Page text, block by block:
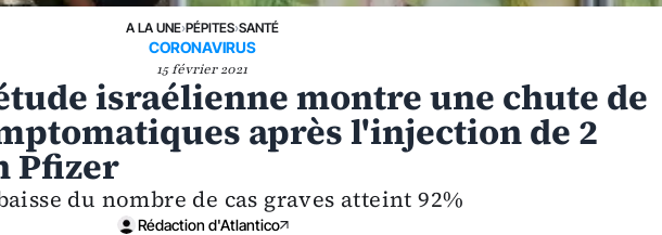
A LA UNE›PÉPITES›SANTÉ
CORONAVIRUS
15 février 2021
israélienne montre une chute de
après l'injection de 2
Pfizer
du nombre de cas graves atteint 92%
Rédaction d'Atlantico